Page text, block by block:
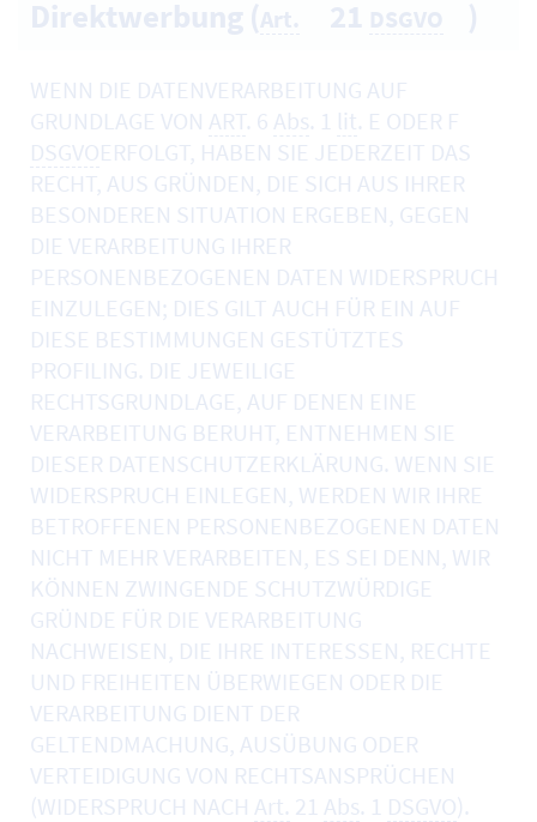
WENN DIE DATENVERARBEITUNG AUF
GRUNDLAGE VON ART. 6 Abs. 1 lit. E ODER F
DSGVOERFOLGT, HABEN SIE JEDERZEIT DAS
RECHT, AUS GRÜNDEN, DIE SICH AUS IHRER
BESONDEREN SITUATION ERGEBEN, GEGEN
DIE VERARBEITUNG IHRER
PERSONENBEZOGENEN DATEN WIDERSPRUCH
EINZULEGEN; DIES GILT AUCH FÜR EIN AUF
DIESE BESTIMMUNGEN GESTÜTZTES
PROFILING. DIE JEWEILIGE
RECHTSGRUNDLAGE, AUF DENEN EINE
VERARBEITUNG BERUHT, ENTNEHMEN SIE
DIESER DATENSCHUTZERKLÄRUNG. WENN SIE
WIDERSPRUCH EINLEGEN, WERDEN WIR IHRE
BETROFFENEN PERSONENBEZOGENEN DATEN
NICHT MEHR VERARBEITEN, ES SEI DENN, WIR
KÖNNEN ZWINGENDE SCHUTZWÜRDIGE
GRÜNDE FÜR DIE VERARBEITUNG
NACHWEISEN, DIE IHRE INTERESSEN, RECHTE
UND FREIHEITEN ÜBERWIEGEN ODER DIE
VERARBEITUNG DIENT DER
GELTENDMACHUNG, AUSÜBUNG ODER
VERTEIDIGUNG VON RECHTSANSPRÜCHEN
(WIDERSPRUCH NACH Art. 21 Abs. 1 DSGVO).